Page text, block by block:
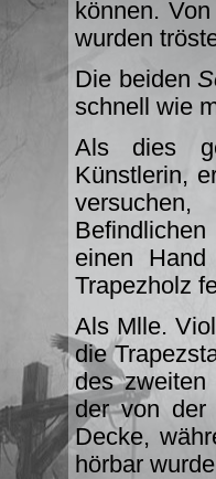
können.
wurden
Die beiden
schnell wie
Als dies
Künstlerin,
einen
Trapezholz
Als Mlle.
die
des
der von der
Decke,
hörbar